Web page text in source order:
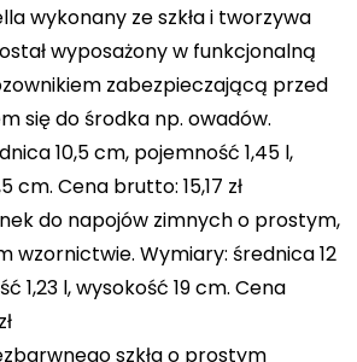
wykonany ze szkła i tworzywa
wyposażony w funkcjonalną
zabezpieczającą przed
się do środka np. owadów.
10,5 cm, pojemność 1,45 l,
cm. Cena brutto: 15,17 zł
do napojów zimnych o prostym,
wzornictwie. Wymiary: średnica 12
1,23 l, wysokość 19 cm. Cena
szkła o prostym